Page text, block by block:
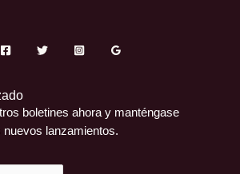
boletines ahora y manténgase
lanzamientos.